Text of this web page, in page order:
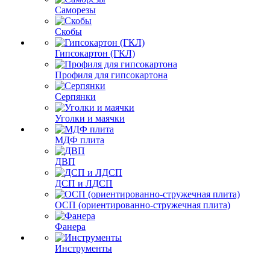
Саморезы
Скобы
Гипсокартон (ГКЛ)
Профиля для гипсокартона
Серпянки
Уголки и маячки
МДФ плита
ДВП
ДСП и ЛДСП
ОСП (ориентированно-стружечная плита)
Фанера
Инструменты